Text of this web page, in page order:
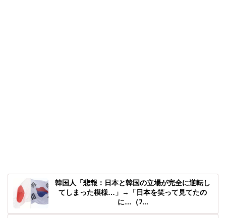
韓国人「悲報：日本と韓国の立場が完全に逆転し
てしまった模様…」→「日本を笑って見てたの
に…（ﾌ...